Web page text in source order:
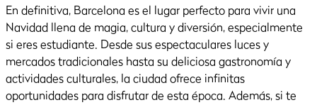
En definitiva, Barcelona es el lugar perfecto para vivir una
Navidad llena de magia, cultura y diversión, especialmente
si eres estudiante. Desde sus espectaculares luces y
mercados tradicionales hasta su deliciosa gastronomía y
actividades culturales, la ciudad ofrece infinitas
oportunidades para disfrutar de esta época. Además, si te